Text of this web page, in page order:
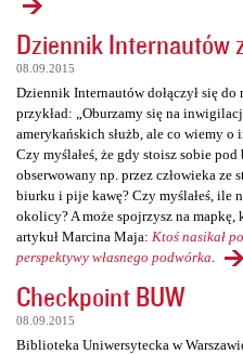
Dziennik Internautów
08.09.2015
Dziennik Internautów dołączył się do
przykład: „Oburzamy się na
amerykańskich służb, ale co wiemy
Czy myślałeś, że gdy stoisz sobie
obserwowany np. przez człowieka
biurku i pije kawę? Czy myślałeś, ile
okolicy? A może spojrzysz na mapkę,
artykuł Marcina Maja: Ktoś nasikał
perspektywy własnego podwórka
Checkpoint BUW
08.09.2015
Biblioteka Uniwersytecka w